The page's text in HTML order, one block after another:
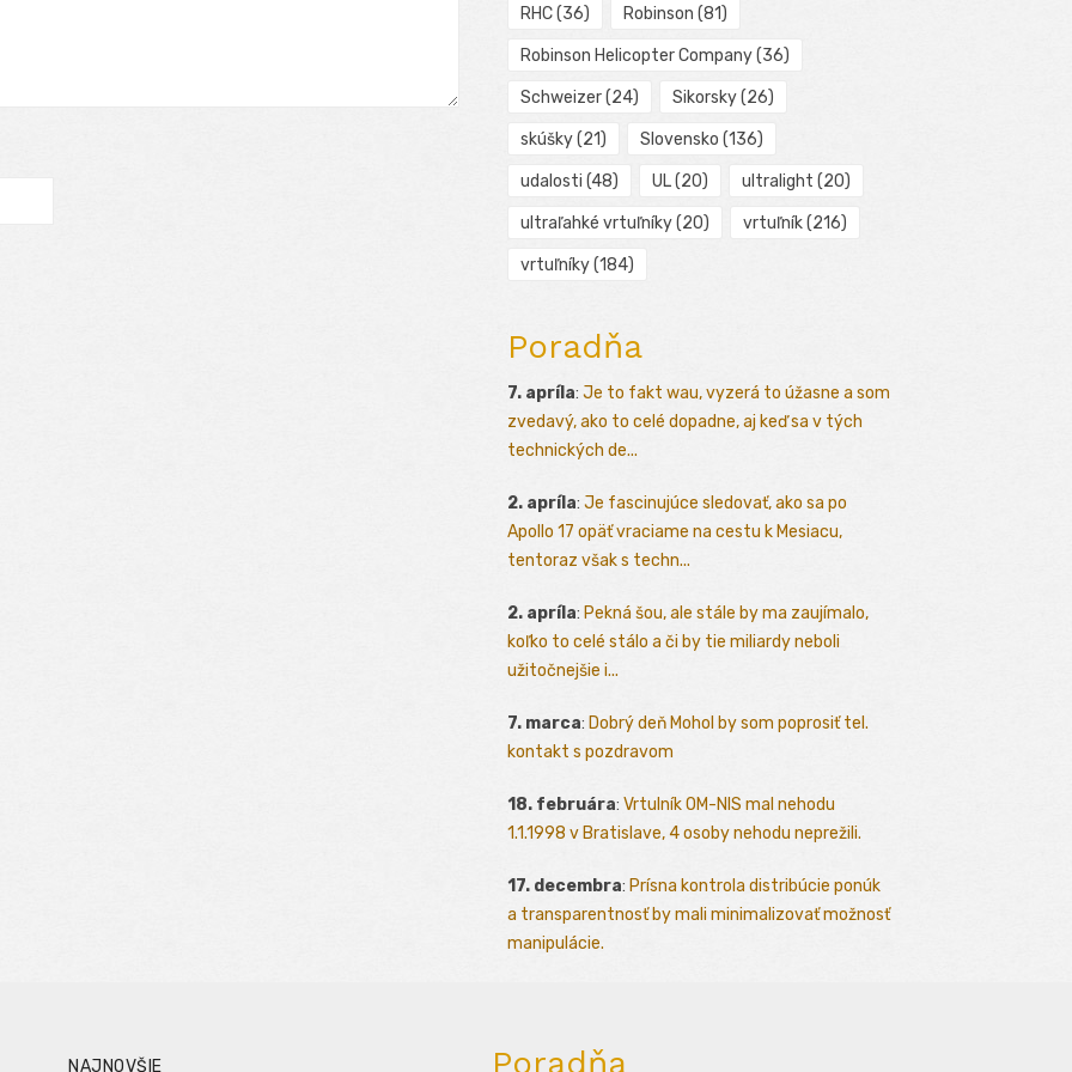
RHC(36) Robinson (81)
Robinson Helicopter Company(36)
Schweizer(24) Sikorsky(26)
skúšky(21) Slovensko (136)
udalosti (48) UL(20) ultralight (20)
ultraľahké vrtuľníky(20) vrtuľník(216)
vrtuľníky(184)
Poradňa
7. apríla: Je to fakt wau, vyzerá to úžasne a som
zvedavý, ako to celé dopadne, aj keď sa v tých
technických de...
2. apríla: Je fascinujúce sledovať, ako sa po
Apollo 17 opäť vraciame na cestu k Mesiacu,
tentoraz však s techn...
2. apríla: Pekná šou, ale stále by ma zaujímalo,
koľko to celé stálo a či by tie miliardy neboli
užitočnejšie i...
7. marca: Dobrý deň Mohol by som poprosiť tel.
kontakt s pozdravom
18. februára: Vrtulník OM-NIS mal nehodu
1.1.1998 v Bratislave, 4 osoby nehodu neprežili.
17. decembra: Prísna kontrola distribúcie ponúk
a transparentnosť by mali minimalizovať možnosť
manipulácie.
NAJNOVŠIE Poradňa